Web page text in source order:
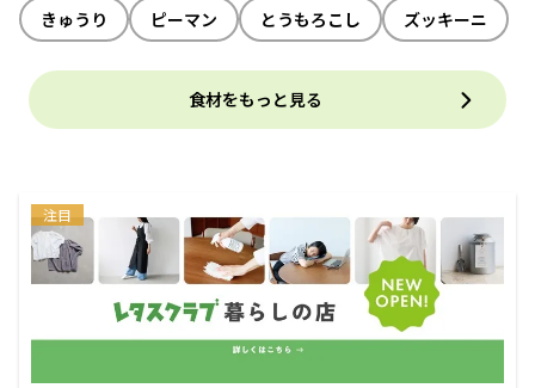
きゅうり
ピーマン とうもろこし ズッキーニ
食材をもっと見る
注目